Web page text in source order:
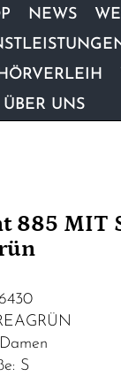
NEWS
ÜBER UNS
885 MIT
S